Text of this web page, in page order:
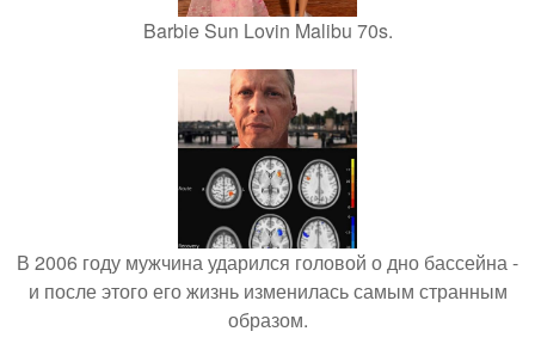
Barbie Sun Lovin Malibu 70s.
В 2006 году мужчина ударился головой о дно бассейна -
и после этого его жизнь изменилась самым странным
образом.